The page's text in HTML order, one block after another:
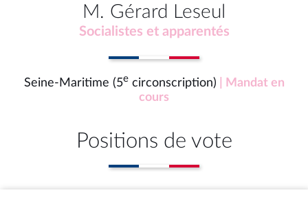
M. Gérard Leseul
Socialistes et apparentés
Seine-Maritime (5ecirconscription)
| Mandat en
cours
Positions de vote